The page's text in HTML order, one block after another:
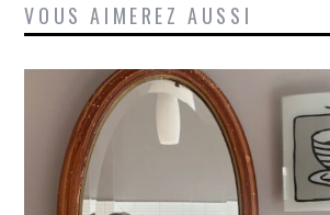
VOUS AIMEREZ AUSSI